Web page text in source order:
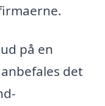
på en
det